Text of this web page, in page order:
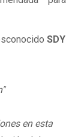
SDY
en esta